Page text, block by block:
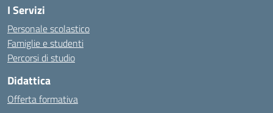
I Servizi
Personale scolastico
Famiglie e studenti
Percorsi di studio
Didattica
Offerta formativa